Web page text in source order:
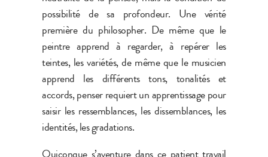
possibilité de sa profondeur. Une vérité
première du philosopher. De même que le
peintre apprend à regarder, à repérer les
teintes, les variétés, de même que le musicien
apprend les différents tons, tonalités et
accords, penser requiert un apprentissage pour
saisir les ressemblances, les dissemblances, les
identités, les gradations.
Quiconque s’aventure dans ce patient travail